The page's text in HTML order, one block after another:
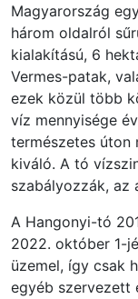
Magyarország
három oldalról
kialakítású, 6
Vermes-patak,
ezek közül több
víz mennyisége
természetes úton
kiváló. A tó
szabályozzák, az
A Hangonyi-tó
2022. október 1-
üzemel, így csak
egyéb szervezett